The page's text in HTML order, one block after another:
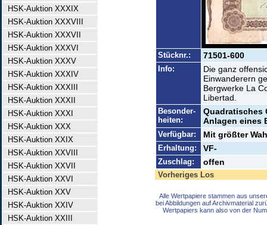
HSK-Auktion XXXIX
HSK-Auktion XXXVIII
HSK-Auktion XXXVII
HSK-Auktion XXXVI
HSK-Auktion XXXV
HSK-Auktion XXXIV
HSK-Auktion XXXIII
HSK-Auktion XXXII
HSK-Auktion XXXI
HSK-Auktion XXX
HSK-Auktion XXIX
HSK-Auktion XXVIII
HSK-Auktion XXVII
HSK-Auktion XXVI
HSK-Auktion XXV
HSK-Auktion XXIV
HSK-Auktion XXIII
Stücknr.: 71501-600
Info:
Die ganz
Einwanderern
Bergwerke La
Libertad.
Besonder-
heiten:
Quadratisches
Anlagen eines
Verfügbar: Mit größter
Erhaltung: VF-
Zuschlag: offen
Vorheriges Los
Alle Wertpapiere stammen aus
bei Abbildungen auf Archivmaterial
Wertpapiers kann also von der